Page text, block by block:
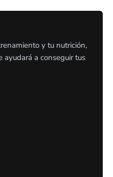
y tu nutrición,
ayudará a conseguir tus